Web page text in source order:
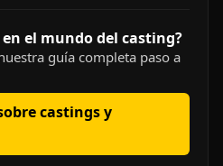
en el mundo del casting?
guía completa paso a
castings y